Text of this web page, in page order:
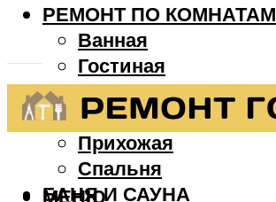
РЕМОНТ ПО КОМНАТАМ
Ванная
Гостиная
Детская
Кухня
Прихожая
Спальня
БАНЯ И САУНА
МЕНЮ